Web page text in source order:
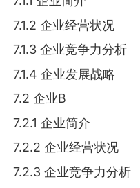
7.1.2 企业经营状况
7.1.3 企业竞争力分析
7.1.4 企业发展战略
7.2 企业B
7.2.1 企业简介
7.2.2 企业经营状况
7.2.3 企业竞争力分析